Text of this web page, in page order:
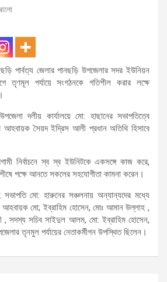
পার্বত্য জেলার পানছড়ি উপজেলার সদর ইউনিয়ন
তৃণমূল পর্যায়ে সংগঠনকে গতিশীল করার লক্ষে
দলীয় কার্যালয়ে মো: হাছানের সভাপতিত্বে
আহবায়ক সৈয়দ ইদ্রিস আলী প্রধান অতিথি হিসাবে
নির্বাচনে স্ব স্ব ইউনিটকে একসঙ্গে কাজ করে,
পক্ষে আনতে সকলের সহযোগীতা কামনা করেন।
মো: হারুনের সঞ্চলনায় অন্যান্যদের মধ্যে
আহবায়ক মো; ইব্রাহিম হোসেন, মোঃ আমান উল্লাহ ,
, সদস্য সচিব সাইদুল আলম, মো: ইব্রাহিম হোসেন,
তৃনমুল পর্যায়ের নেতাকর্মীগন উপস্থিত ছিলেন।